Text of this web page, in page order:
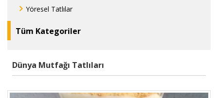
Yöresel Tatlılar
Tüm Kategoriler
Dünya Mutfağı Tatlıları